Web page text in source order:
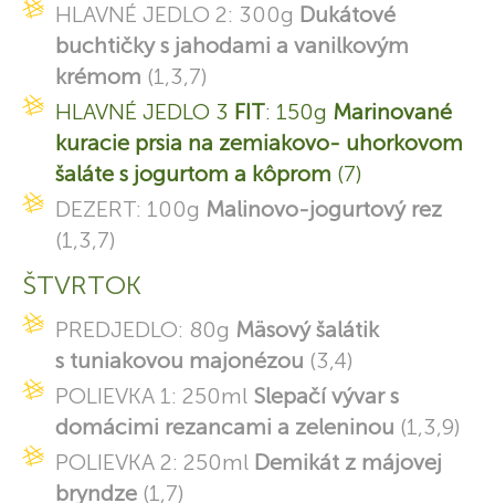
HLAVNÉ JEDLO 2: 300g Dukátové
buchtičky s jahodami a vanilkovým
krémom (1,3,7)
HLAVNÉ JEDLO 3 FIT: 150g Marinované
kuracie prsia na zemiakovo- uhorkovom
šaláte s jogurtom a kôprom (7)
DEZERT: 100g Malinovo-jogurtový rez
(1,3,7)
ŠTVRTOK
PREDJEDLO: 80g Mäsový šalátik
s tuniakovou majonézou (3,4)
POLIEVKA 1: 250ml Slepačí vývar s
domácimi rezancami a zeleninou (1,3,9)
POLIEVKA 2: 250ml Demikát z májovej
bryndze (1,7)